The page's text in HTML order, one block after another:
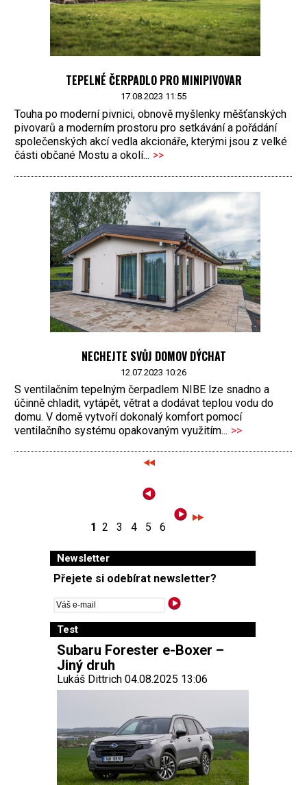
TEPELNÉ ČERPADLO PRO MINIPIVOVAR
17.08.2023 11:55
Touha po moderní pivnici, obnově myšlenky měšťanských
pivovarů a moderním prostoru pro setkávání a pořádání
společenských akcí vedla akcionáře, kterými jsou z velké
části občané Mostu a okolí... >>
NECHEJTE SVŮJ DOMOV DÝCHAT
12.07.2023 10:26
S ventilačním tepelným čerpadlem NIBE lze snadno a
účinně chladit, vytápět, větrat a dodávat teplou vodu do
domu. V domě vytvoří dokonalý komfort pomocí
ventilačního systému opakovaným využitím... >>
1 2 3 4 5 6
Newsletter
Přejete si odebírat newsletter?
Test
Subaru Forester e-Boxer –
Jiný druh
Lukáš Dittrich 04.08.2025 13:06